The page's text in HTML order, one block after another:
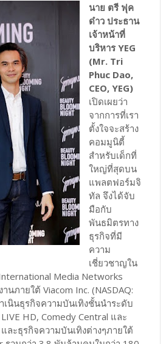
นาย ตรี ฟุค
ด๋าว ประธาน
เจ้าหน้าที่
บริหาร YEG
(Mr. Tri
Phuc Dao,
CEO, YEG)
เปิดเผยว่า
จากการที่เรา
ตั้งใจจะสร้าง
คอมมูนิตี้
สำหรับเด็กที่
ใหญ่ที่สุดบน
แพลตฟอร์มจิ
ทัล จึงได้จับ
มือกับ
พันธมิตรทาง
ธุรกิจที่มี
ความ
เชี่ยวชาญใน
Media Networks
นภายใต้ Viacom Inc. (NASDAQ:
เนินธุรกิจความบันเทิงชั้นนำระดับ
HD, Comedy Central และ
ละธุรกิจความบันเทิงต่างๆภายใต้